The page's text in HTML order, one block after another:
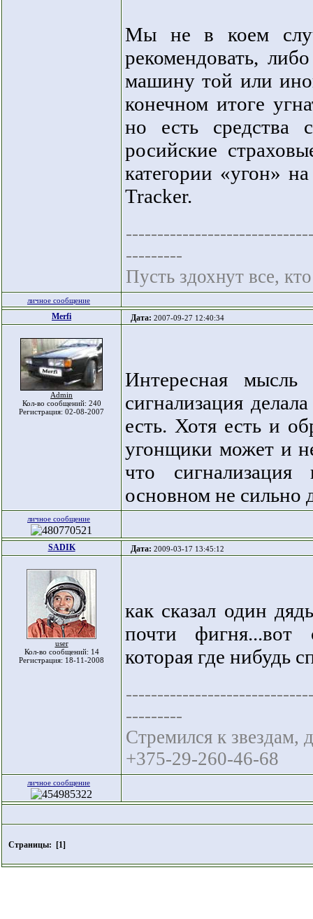
Мы не в коем
рекомендовать,
машину той или
конечном итоге
но есть средства
росийские
категории «угон»
Tracker.
---------
Пусть здохнут все,
личное сообщение
Merfi Дата: 2007-09-27 12:40:34
Admin
Кол-во сообщений: 240
Регистрация: 02-08-2007
Интересная
сигнализация
есть. Хотя есть и
угонщики может и
что сигнализация
основном не сильно
личное сообщение
SADIK Дата: 2009-03-17 13:45:12
user
Кол-во сообщений: 14
Регистрация: 18-11-2008
как сказал один
почти фигня...вот
которая где нибудь
---------
Стремился к звездам,
+375-29-260-46-68
личное сообщение
Страницы: [1]